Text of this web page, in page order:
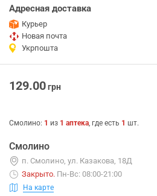
Адресная доставка
Курьер
Новая почта
Укрпошта
129.00грн
Смолино: 1 из 1 аптека, где есть 1 шт.
Смолино
п. Смолино, ул. Казакова, 18Д
Закрыто. Пн-Вс: 08:00-21:00
На карте